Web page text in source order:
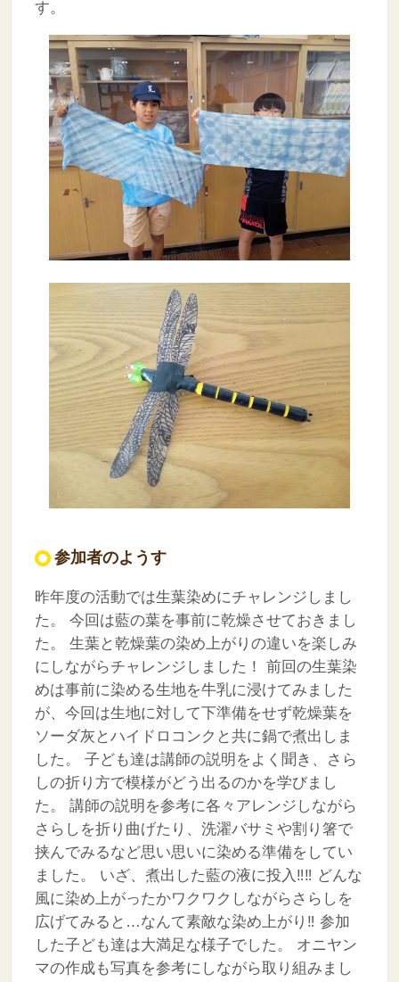
す。
参加者のようす
昨年度の活動では生葉染めにチャレンジしまし
た。
今回は藍の葉を事前に乾燥させておきまし
た。
生葉と乾燥葉の染め上がりの違いを楽しみ
にしながらチャレンジしました！
前回の生葉染
めは事前に染める生地を牛乳に浸けてみました
が、今回は生地に対して下準備をせず乾燥葉を
ソーダ灰とハイドロコンクと共に鍋で煮出しま
した。
子ども達は講師の説明をよく聞き、さら
しの折り方で模様がどう出るのかを学びまし
た。
講師の説明を参考に各々アレンジしながら
さらしを折り曲げたり、洗濯バサミや割り箸で
挟んでみるなど思い思いに染める準備をしてい
ました。
いざ、煮出した藍の液に投入‼︎‼︎ どんな
風に染め上がったかワクワクしながらさらしを
広げてみると…なんて素敵な染め上がり‼︎ 参加
した子ども達は大満足な様子でした。
オニヤン
マの作成も写真を参考にしながら取り組みまし